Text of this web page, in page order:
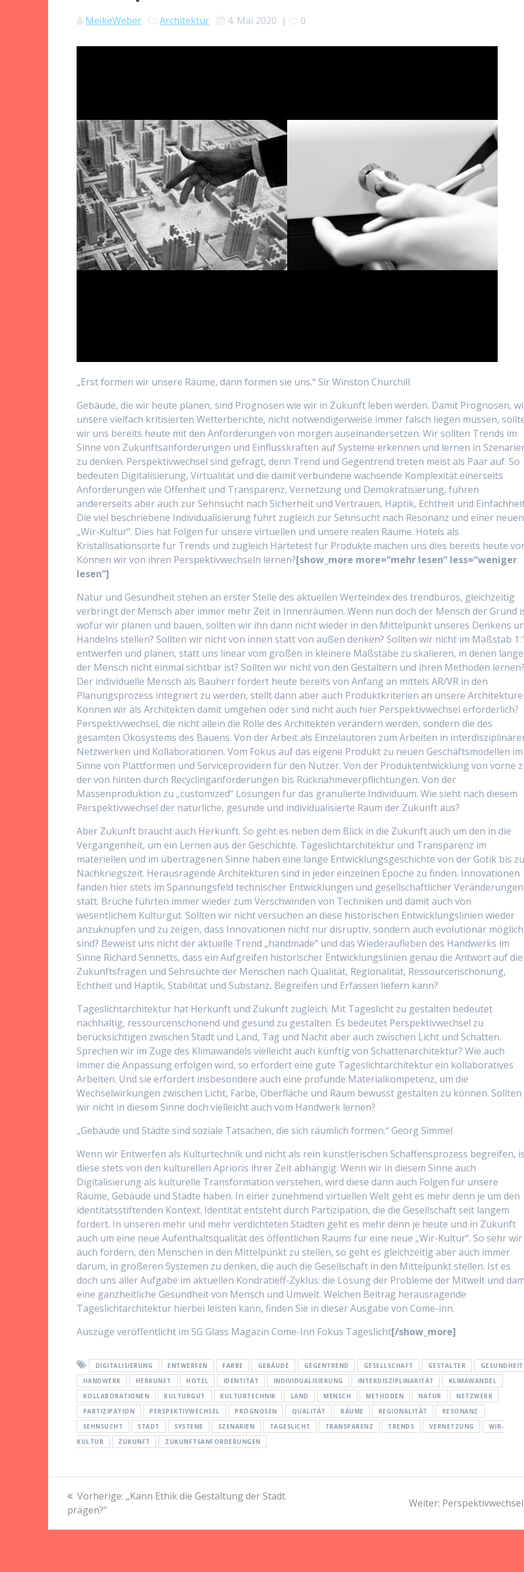
MeikeWeber Architektur 4. Mai 2020 | 0
„Erst formen wir unsere Räume, dann formen sie uns.“ Sir Winston Churchill
Gebäude, die wir heute planen, sind Prognosen wie wir in Zukunft leben werden. Damit Prognosen,
unsere vielfach kritisierten Wetterberichte, nicht notwendigerweise immer falsch liegen müssen,
wir uns bereits heute mit den Anforderungen von morgen auseinandersetzen. Wir sollten Trends im
Sinne von Zukunftsanforderungen und Einflusskräften auf Systeme erkennen und lernen in
zu denken. Perspektivwechsel sind gefragt, denn Trend und Gegentrend treten meist als Paar auf. So
bedeuten Digitalisierung, Virtualität und die damit verbundene wachsende Komplexität einerseits
Anforderungen wie Offenheit und Transparenz, Vernetzung und Demokratisierung, führen
andererseits aber auch zur Sehnsucht nach Sicherheit und Vertrauen, Haptik, Echtheit und
Die viel beschriebene Individualisierung führt zugleich zur Sehnsucht nach Resonanz und einer neuen
„Wir-Kultur“. Dies hat Folgen für unsere virtuellen und unsere realen Räume. Hotels als
Kristallisationsorte für Trends und zugleich Härtetest für Produkte machen uns dies bereits heute
Können wir von ihren Perspektivwechseln lernen?[show_more more=“mehr lesen“ less=“weniger
lesen“]
Natur und Gesundheit stehen an erster Stelle des aktuellen Werteindex des trendbüros, gleichzeitig
verbringt der Mensch aber immer mehr Zeit in Innenräumen. Wenn nun doch der Mensch der Grund
wofür wir planen und bauen, sollten wir ihn dann nicht wieder in den Mittelpunkt unseres Denkens
Handelns stellen? Sollten wir nicht von innen statt von außen denken? Sollten wir nicht im Maßstab
entwerfen und planen, statt uns linear vom großen in kleinere Maßstäbe zu skalieren, in denen lange
der Mensch nicht einmal sichtbar ist? Sollten wir nicht von den Gestaltern und ihren Methoden
Der individuelle Mensch als Bauherr fordert heute bereits von Anfang an mittels AR/VR in den
Planungsprozess integriert zu werden, stellt dann aber auch Produktkriterien an unsere
Können wir als Architekten damit umgehen oder sind nicht auch hier Perspektivwechsel erforderlich?
Perspektivwechsel, die nicht allein die Rolle des Architekten verändern werden, sondern die des
gesamten Ökosystems des Bauens. Von der Arbeit als Einzelautoren zum Arbeiten in
Netzwerken und Kollaborationen. Vom Fokus auf das eigene Produkt zu neuen Geschäftsmodellen im
Sinne von Plattformen und Serviceprovidern für den Nutzer. Von der Produktentwicklung von vorne
der von hinten durch Recyclinganforderungen bis Rücknahmeverpflichtungen. Von der
Massenproduktion zu „customized“ Lösungen für das granulierte Individuum. Wie sieht nach diesem
Perspektivwechsel der natürliche, gesunde und individualisierte Raum der Zukunft aus?
Aber Zukunft braucht auch Herkunft. So geht es neben dem Blick in die Zukunft auch um den in die
Vergangenheit, um ein Lernen aus der Geschichte. Tageslichtarchitektur und Transparenz im
materiellen und im übertragenen Sinne haben eine lange Entwicklungsgeschichte von der Gotik bis
Nachkriegszeit. Herausragende Architekturen sind in jeder einzelnen Epoche zu finden. Innovationen
fanden hier stets im Spannungsfeld technischer Entwicklungen und gesellschaftlicher Veränderungen
statt. Brüche führten immer wieder zum Verschwinden von Techniken und damit auch von
wesentlichem Kulturgut. Sollten wir nicht versuchen an diese historischen Entwicklungslinien wieder
anzuknüpfen und zu zeigen, dass Innovationen nicht nur disruptiv, sondern auch evolutionär möglich
sind? Beweist uns nicht der aktuelle Trend „handmade“ und das Wiederaufleben des Handwerks im
Sinne Richard Sennetts, dass ein Aufgreifen historischer Entwicklungslinien genau die Antwort auf die
Zukunftsfragen und Sehnsüchte der Menschen nach Qualität, Regionalität, Ressourcenschonung,
Echtheit und Haptik, Stabilität und Substanz, Begreifen und Erfassen liefern kann?
Tageslichtarchitektur hat Herkunft und Zukunft zugleich. Mit Tageslicht zu gestalten bedeutet
nachhaltig, ressourcenschonend und gesund zu gestalten. Es bedeutet Perspektivwechsel zu
berücksichtigen zwischen Stadt und Land, Tag und Nacht aber auch zwischen Licht und Schatten.
Sprechen wir im Zuge des Klimawandels vielleicht auch künftig von Schattenarchitektur? Wie auch
immer die Anpassung erfolgen wird, so erfordert eine gute Tageslichtarchitektur ein kollaboratives
Arbeiten. Und sie erfordert insbesondere auch eine profunde Materialkompetenz, um die
Wechselwirkungen zwischen Licht, Farbe, Oberfläche und Raum bewusst gestalten zu können. Sollten
wir nicht in diesem Sinne doch vielleicht auch vom Handwerk lernen?
„Gebäude und Städte sind soziale Tatsachen, die sich räumlich formen.“ Georg Simmel
Wenn wir Entwerfen als Kulturtechnik und nicht als rein künstlerischen Schaffensprozess begreifen,
diese stets von den kulturellen Aprioris ihrer Zeit abhängig. Wenn wir in diesem Sinne auch
Digitalisierung als kulturelle Transformation verstehen, wird diese dann auch Folgen für unsere
Räume, Gebäude und Städte haben. In einer zunehmend virtuellen Welt geht es mehr denn je um den
identitätsstiftenden Kontext. Identität entsteht durch Partizipation, die die Gesellschaft seit langem
fordert. In unseren mehr und mehr verdichteten Städten geht es mehr denn je heute und in Zukunft
auch um eine neue Aufenthaltsqualität des öffentlichen Raums für eine neue „Wir-Kultur“. So sehr wir
auch fordern, den Menschen in den Mittelpunkt zu stellen, so geht es gleichzeitig aber auch immer
darum, in größeren Systemen zu denken, die auch die Gesellschaft in den Mittelpunkt stellen. Ist es
doch uns aller Aufgabe im aktuellen Kondratieff-Zyklus: die Lösung der Probleme der Mitwelt und
eine ganzheitliche Gesundheit von Mensch und Umwelt. Welchen Beitrag herausragende
Tageslichtarchitektur hierbei leisten kann, finden Sie in dieser Ausgabe von Come-inn.
Auszüge veröffentlicht im SG Glass Magazin Come-Inn Fokus Tageslicht[/show_more]
DIGITALISIERUNG ENTWERFEN FARBE GEBÄUDE GEGENTREND GESELLSCHAFT GESTALTER
GESUNDHEIT
HANDWERK
HERKUNFT HOTEL IDENTITÄT INDIVIDUALISIERUNG INTERDISZIPLINARITÄT
KLIMAWANDEL
KOLLABORATIONEN
KULTURGUT KULTURTECHNIK LAND MENSCH METHODEN NATUR
NETZWERK
PARTIZIPATION
PERSPEKTIVWECHSEL PROGNOSEN QUALITÄT RÄUME REGIONALITÄT
RESONANZ
SEHNSUCHT
STADT SYSTEME SZENARIEN TAGESLICHT TRANSPARENZ TRENDS VERNETZUNG
WIR-
KULTUR
ZUKUNFT ZUKUNFTSANFORDERUNGEN
Beitragsnavigation
Vorherige: Vorheriger
„Kann Ethik die Gestaltung der Stadt
prägen?“
Weiter: Nächster